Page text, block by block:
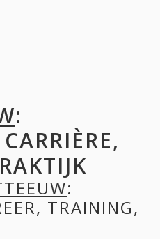
:
:
TRAINING,